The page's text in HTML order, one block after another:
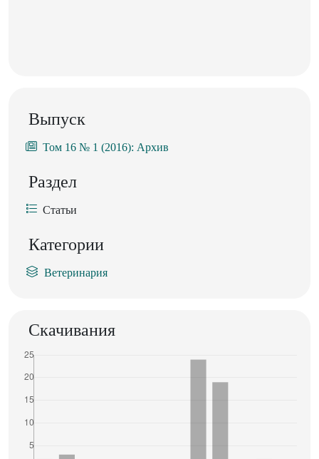
Выпуск
Том 16 № 1 (2016): Архив
Раздел
Статьи
Категории
Ветеринария
Скачивания